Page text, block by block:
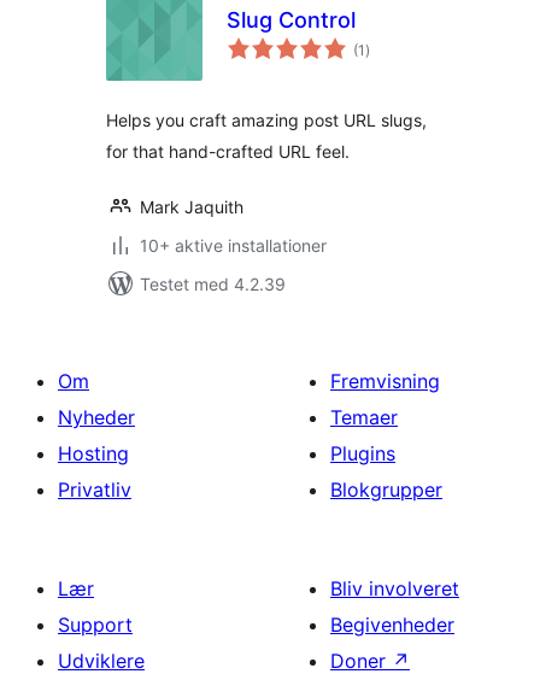
Slug Control
(1 totale
bedømmelser
)
Helps you craft amazing post URL slugs,
for that hand-crafted URL feel.
Mark Jaquith
10+ aktive installationer
Testet med 4.2.39
Om
Nyheder
Hosting
Privatliv
Fremvisning
Temaer
Plugins
Blokgrupper
Lær
Support
Udviklere
Bliv involveret
Begivenheder
Doner ↗